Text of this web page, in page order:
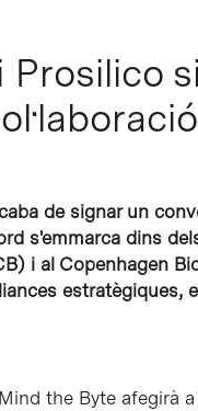
Prosilico
de signar un
s'emmarca dins
i al Copenhagen
estratègiques,
the Byte afegirà